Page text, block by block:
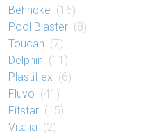
Behncke (16)
Pool Blaster (8)
Toucan (7)
Delphin (11)
Plastiflex (6)
Fluvo (41)
Fitstar (15)
Vitalia (2)